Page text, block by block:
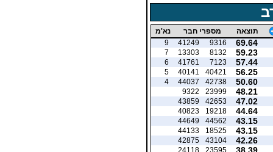
תוצאה מספרי חבר נא'מ
69.64
9316
41249
9
59.23
8132
13303
7
57.44
7123
41761
6
56.25
40421
40141
5
50.60
42738
44037
4
48.21
23999
9322
47.02
42653
43859
44.64
19218
40823
43.15
44562
44649
43.15
18525
44133
42.26
43104
42875
38.39
23595
24118